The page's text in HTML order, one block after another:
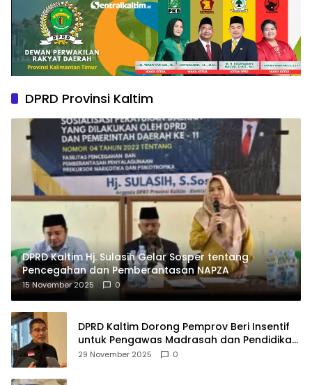
DPRD Provinsi Kaltim
DPRD Kaltim Hj. Sulasih Gelar Sosper tentang
Pencegahan dan Pemberantasan NAPZA
15 November 2025 0
DPRD Kaltim Dorong Pemprov Beri Insentif
untuk Pengawas Madrasah dan Pendidikan
Agama
29 November 2025 0